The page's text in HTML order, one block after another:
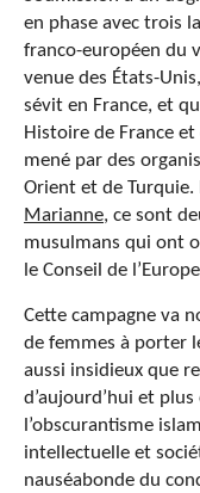
en phase avec trois
franco-européen du
venue des États-
sévit en France, et
Histoire de France
mené par des
Orient et de Turquie.
Marianne, ce sont
musulmans qui ont
le Conseil de
Cette campagne va
de femmes à porter
aussi insidieux que
d’aujourd’hui et
l’obscurantisme
intellectuelle et
nauséabonde du